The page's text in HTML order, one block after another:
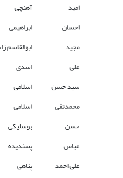
امید
آهنچی
احسان
ابراهیمی
مجید
ابوالقاسم
علی
اسدی
سید حسن
اسلامی
محمدتقی
اسلامی
حسن
بوسلیکی
عباس
پسندیده
علی احمد
پناهی